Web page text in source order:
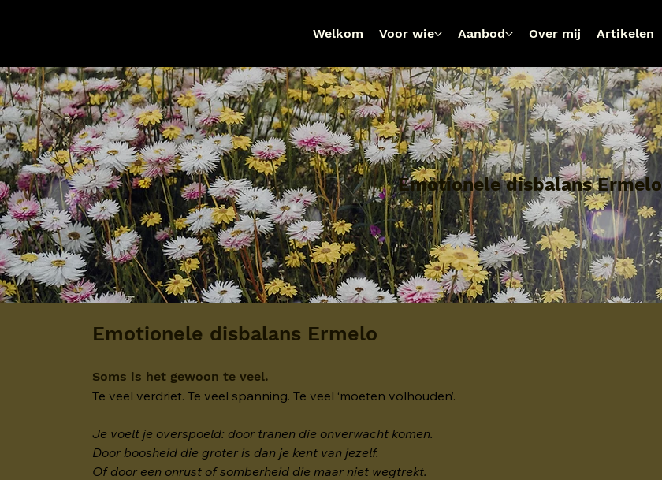
Welkom Voor wie Aanbod Over mij Artikelen
Emotionele disbalans Ermelo
Emotionele disbalans Ermelo
Soms is het gewoon te veel.
Te veel verdriet. Te veel spanning. Te veel ‘moeten volhouden’.
Je voelt je overspoeld: door tranen die onverwacht komen.
Door boosheid die groter is dan je kent van jezelf.
Of door een onrust of somberheid die maar niet wegtrekt.